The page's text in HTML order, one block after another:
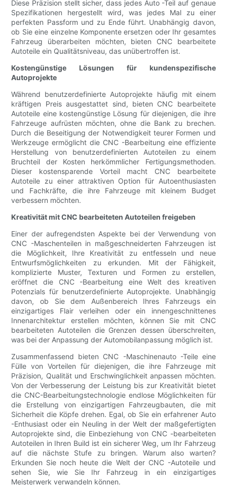
Diese Präzision stellt sicher, dass jedes Auto -Teil auf genaue
Spezifikationen hergestellt wird, was jedes Mal zu einer
perfekten Passform und zu Ende führt. Unabhängig davon,
ob Sie eine einzelne Komponente ersetzen oder Ihr gesamtes
Fahrzeug überarbeiten möchten, bieten CNC bearbeitete
Autoteile ein Qualitätsniveau, das unübertroffen ist.
Kostengünstige Lösungen für kundenspezifische
Autoprojekte
Während benutzerdefinierte Autoprojekte häufig mit einem
kräftigen Preis ausgestattet sind, bieten CNC bearbeitete
Autoteile eine kostengünstige Lösung für diejenigen, die ihre
Fahrzeuge aufrüsten möchten, ohne die Bank zu brechen.
Durch die Beseitigung der Notwendigkeit teurer Formen und
Werkzeuge ermöglicht die CNC -Bearbeitung eine effiziente
Herstellung von benutzerdefinierten Autoteilen zu einem
Bruchteil der Kosten herkömmlicher Fertigungsmethoden.
Dieser kostensparende Vorteil macht CNC bearbeitete
Autoteile zu einer attraktiven Option für Autoenthusiasten
und Fachkräfte, die ihre Fahrzeuge mit kleinem Budget
verbessern möchten.
Kreativität mit CNC bearbeiteten Autoteilen freigeben
Einer der aufregendsten Aspekte bei der Verwendung von
CNC -Maschenteilen in maßgeschneiderten Fahrzeugen ist
die Möglichkeit, Ihre Kreativität zu entfesseln und neue
Entwurfsmöglichkeiten zu erkunden. Mit der Fähigkeit,
komplizierte Muster, Texturen und Formen zu erstellen,
eröffnet die CNC -Bearbeitung eine Welt des kreativen
Potenzials für benutzerdefinierte Autoprojekte. Unabhängig
davon, ob Sie dem Außenbereich Ihres Fahrzeugs ein
einzigartiges Flair verleihen oder ein innengeschnittenes
Innenarchitektur erstellen möchten, können Sie mit CNC
bearbeiteten Autoteilen die Grenzen dessen überschreiten,
was bei der Anpassung der Automobilanpassung möglich ist.
Zusammenfassend bieten CNC -Maschinenauto -Teile eine
Fülle von Vorteilen für diejenigen, die ihre Fahrzeuge mit
Präzision, Qualität und Erschwinglichkeit anpassen möchten.
Von der Verbesserung der Leistung bis zur Kreativität bietet
die CNC-Bearbeitungstechnologie endlose Möglichkeiten für
die Erstellung von einzigartigen Fahrzeugbauten, die mit
Sicherheit die Köpfe drehen. Egal, ob Sie ein erfahrener Auto
-Enthusiast oder ein Neuling in der Welt der maßgefertigten
Autoprojekte sind, die Einbeziehung von CNC -bearbeiteten
Autoteilen in Ihren Build ist ein sicherer Weg, um Ihr Fahrzeug
auf die nächste Stufe zu bringen. Warum also warten?
Erkunden Sie noch heute die Welt der CNC -Autoteile und
sehen Sie, wie Sie Ihr Fahrzeug in ein einzigartiges
Meisterwerk verwandeln können.